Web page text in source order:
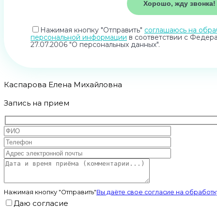
Нажимая кнопку "Отправить" соглашаюсь на
персональной информации в соответствии с
27.07.2006 "О персональных данных".
Каспарова Елена Михайловна
Запись на прием
Нажимая кнопку "Отправить"Вы даёте свое согласие на
Даю согласие